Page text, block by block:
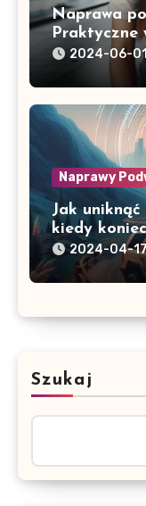
Naprawa
Praktyczne
2024-06-01
Naprawy
Jak
kiedy
2024-04-
Szukaj